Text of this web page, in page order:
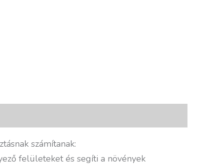
számítanak:
felületeket és segíti a növények